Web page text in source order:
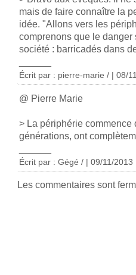
mais de faire connaître la
idée. "Allons vers les
comprenons que le danger
société : barricadés dans
Écrit par : pierre-marie / | 08/
@ Pierre Marie
> La périphérie
générations, ont
Écrit par : Gégé / | 09/11/2013
Les commentaires sont